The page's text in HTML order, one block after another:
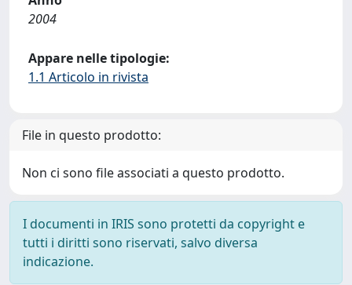
2004
Appare nelle tipologie:
1.1 Articolo in rivista
File in questo prodotto:
Non ci sono file associati a questo prodotto.
I documenti in IRIS sono protetti da copyright e
tutti i diritti sono riservati, salvo diversa
indicazione.